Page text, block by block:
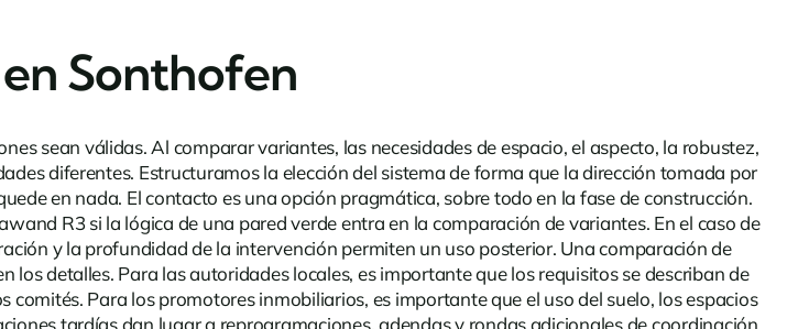
Sonthofen
sean válidas. Al comparar variantes, las necesidades de espacio, el aspecto, la robustez,
diferentes. Estructuramos la elección del sistema de forma que la dirección tomada por
en nada. El contacto es una opción pragmática, sobre todo en la fase de construcción.
R3 si la lógica de una pared verde entra en la comparación de variantes. En el caso de
y la profundidad de la intervención permiten un uso posterior. Una comparación de
detalles. Para las autoridades locales, es importante que los requisitos se describan de
Para los promotores inmobiliarios, es importante que el uso del suelo, los espacios
tardías dan lugar a reprogramaciones, adendas y rondas adicionales de coordinación